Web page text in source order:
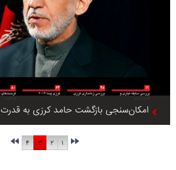
امکان‌سنجی بازگشت حامد کرزی به قدرت
۱ ۲ ۳ ۴